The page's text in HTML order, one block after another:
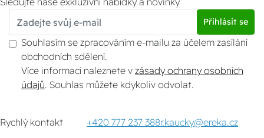
Přihlásit se
Souhlasím se zpracováním e-mailu za účelem zasílání
obchodních sdělení.
Více informací naleznete v zásady ochrany osobních
údajů . Souhlas můžete kdykoliv odvolat.
Rychlý kontakt +420 777 237 388r.kaucky@ereka.cz